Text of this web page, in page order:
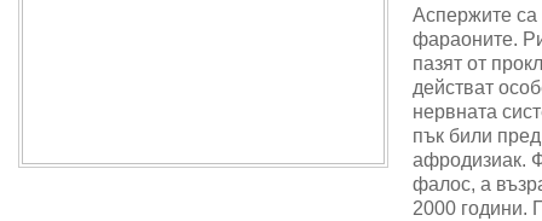
Аспержите
фараоните.
пазят от
действат
нервната
пък били
афродизиак.
фалос, а
2000 години.